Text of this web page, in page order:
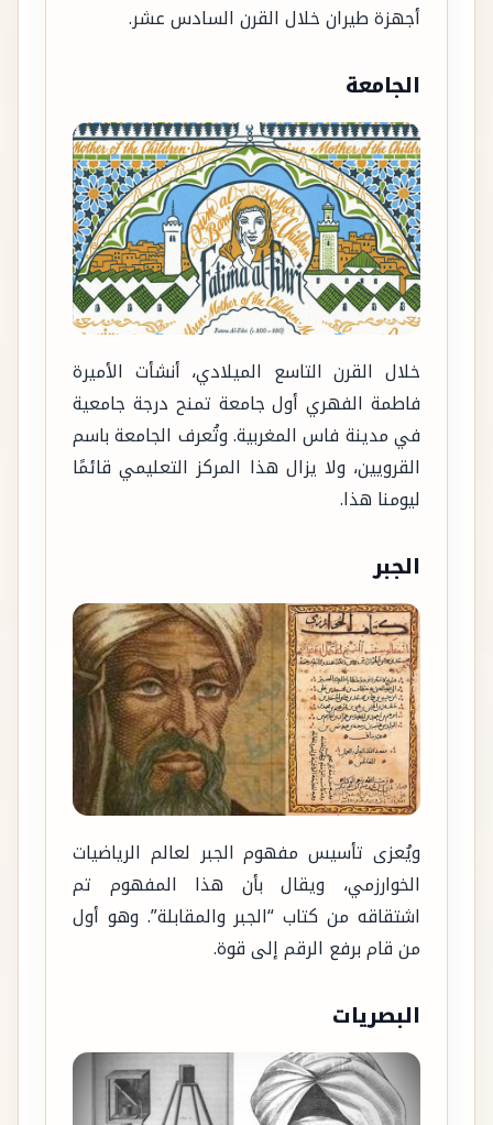
أجهزة طيران خلال القرن السادس عشر.
الجامعة
خلال القرن التاسع الميلادي، أنشأت الأميرة
فاطمة الفهري أول جامعة تمنح درجة جامعية
في مدينة فاس المغربية. وتُعرف الجامعة باسم
القرويين، ولا يزال هذا المركز التعليمي قائمًا
ليومنا هذا.
الجبر
ويُعزى تأسيس مفهوم الجبر لعالم الرياضيات
الخوارزمي، ويقال بأن هذا المفهوم تم
اشتقاقه من كتاب “الجبر والمقابلة”. وهو أول
من قام برفع الرقم إلى قوة.
البصريات